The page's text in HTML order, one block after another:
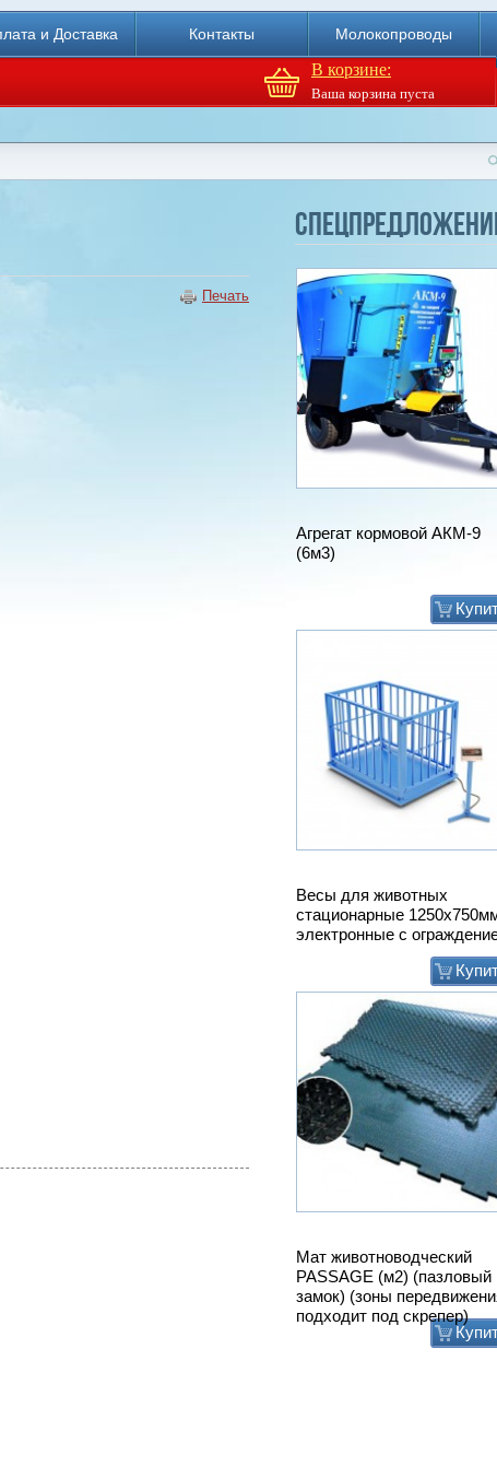
и Доставка Контакты Молокопроводы
В корзине:
Ваша корзина пуста
Агрегат кормовой АКМ-9
(6м3)
Весы для животных
стационарные
электронные с
Мат животноводческий
PASSAGE (м2) (пазловый
замок) (зоны
подходит под скрепер)
Печать